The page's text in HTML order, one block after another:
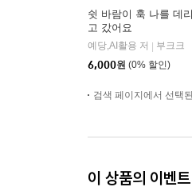
쉿 바람이 훅 나를 데리
고 갔어요
예당,AI활용 저
부크크
6,000원 (0% 할인)
검색 페이지에서 선택
이 상품의 이벤트